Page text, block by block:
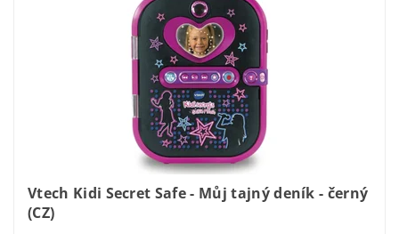
Vtech Kidi Secret Safe - Můj tajný deník - černý
(CZ)